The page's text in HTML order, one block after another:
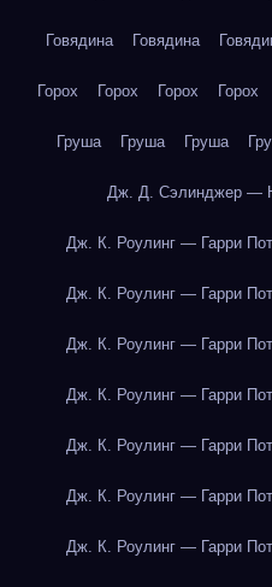
Говядина Говядина
Горох Горох Горох Горох
Груша Груша Груша
Дж. Д. Сэлинджер —
Дж. К. Роулинг — Гарри
Дж. К. Роулинг — Гарри
Дж. К. Роулинг — Гарри
Дж. К. Роулинг — Гарри
Дж. К. Роулинг — Гарри
Дж. К. Роулинг — Гарри
Дж. К. Роулинг — Гарри